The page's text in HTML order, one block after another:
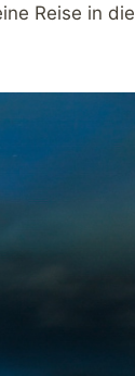
Reise in die